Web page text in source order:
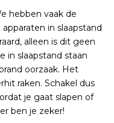
hebben vaak de
in slaapstand
alleen is dit geen
in slaapstand staan
oorzaak. Het
raken. Schakel dus
je gaat slapen of
ben je zeker!